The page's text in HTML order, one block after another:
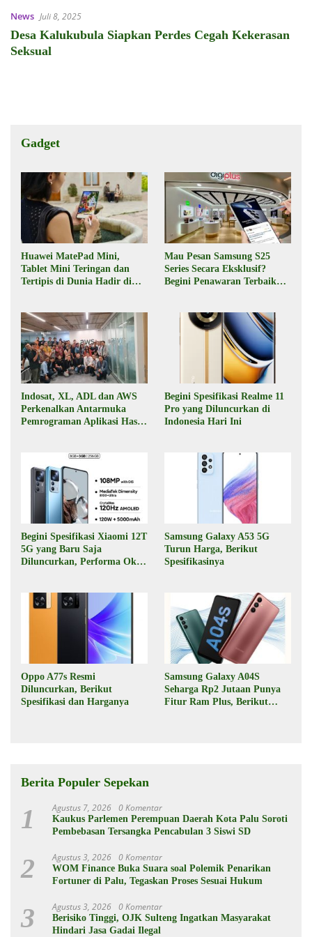
News Juli 8, 2025
Desa Kalukubula Siapkan Perdes Cegah Kekerasan
Seksual
Gadget
Huawei MatePad Mini,
Tablet Mini Teringan dan
Tertipis di Dunia Hadir di
Mau Pesan Samsung S25
Series Secara Eksklusif?
Begini Penawaran Terbaik
Indosat, XL, ADL dan AWS
Perkenalkan Antarmuka
Pemrograman Aplikasi Hasil
Begini Spesifikasi Realme 11
Pro yang Diluncurkan di
Indonesia Hari Ini
Begini Spesifikasi Xiaomi 12T
5G yang Baru Saja
Diluncurkan, Performa Oke,
Samsung Galaxy A53 5G
Turun Harga, Berikut
Spesifikasinya
Oppo A77s Resmi
Diluncurkan, Berikut
Spesifikasi dan Harganya
Samsung Galaxy A04S
Seharga Rp2 Jutaan Punya
Fitur Ram Plus, Berikut
Berita Populer Sepekan
1 Agustus 7, 2026 0 Komentar
Kaukus Parlemen Perempuan Daerah Kota Palu Soroti
Pembebasan Tersangka Pencabulan 3 Siswi SD
2 Agustus 3, 2026 0 Komentar
WOM Finance Buka Suara soal Polemik Penarikan
Fortuner di Palu, Tegaskan Proses Sesuai Hukum
3 Agustus 3, 2026 0 Komentar
Berisiko Tinggi, OJK Sulteng Ingatkan Masyarakat
Hindari Jasa Gadai Ilegal